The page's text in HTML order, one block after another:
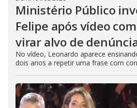
Ministério Público
Felipe após vídeo
virar alvo de
No vídeo, Leonardo aparece
dois anos a repetir uma frase com